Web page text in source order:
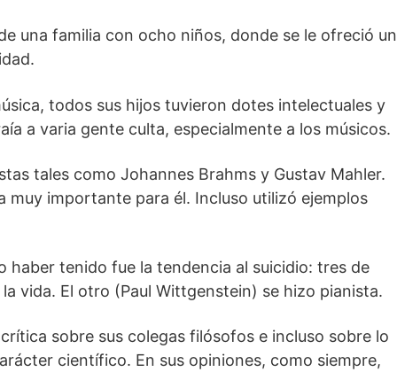
una familia con ocho niños, donde se le ofreció un
todos sus hijos tuvieron dotes intelectuales y
a varia gente culta, especialmente a los músicos.
tales como Johannes Brahms y Gustav Mahler.
muy importante para él. Incluso utilizó ejemplos
tenido fue la tendencia al suicidio: tres de
vida. El otro (Paul Wittgenstein) se hizo pianista.
sobre sus colegas filósofos e incluso sobre lo
científico. En sus opiniones, como siempre,